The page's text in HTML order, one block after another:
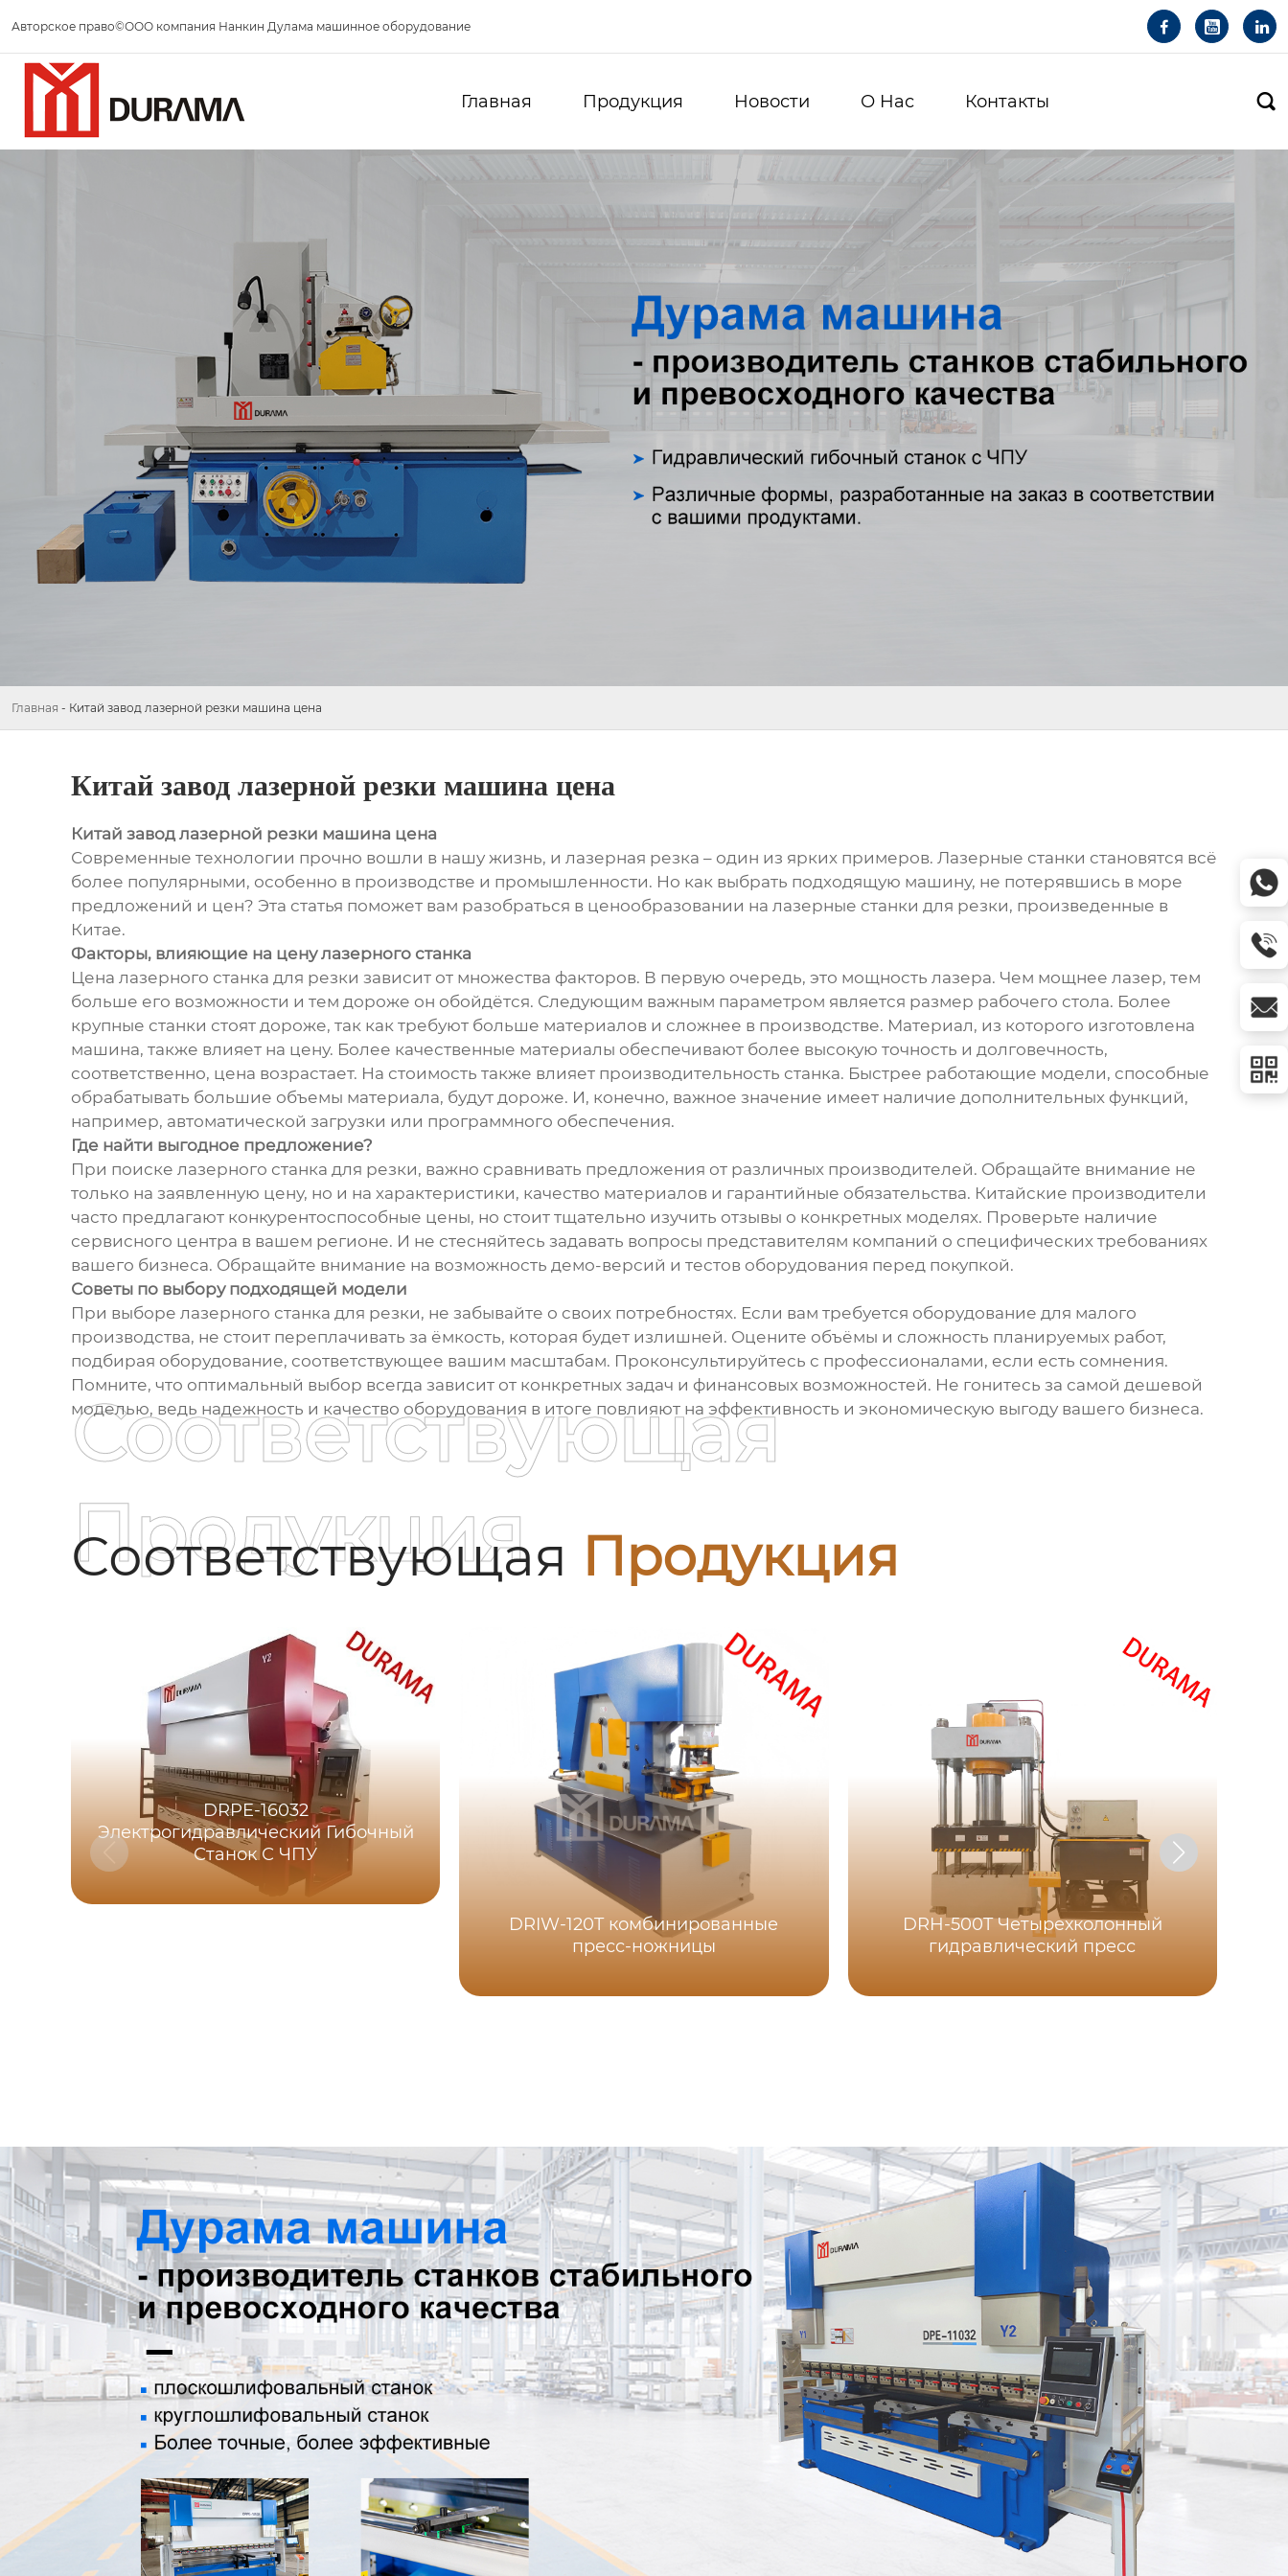
Авторское право©ООО компания Нанкин Дулама машинное оборудование   
Главная Продукция Новости О Hас Контакты 
Главная - Китай завод лазерной резки машина цена
Китай завод лазерной резки машина цена
Китай завод лазерной резки машина цена
Современные технологии прочно вошли в нашу жизнь, и лазерная резка – один из ярких примеров. Лазерные станки становятся всё
более популярными, особенно в производстве и промышленности. Но как выбрать подходящую машину, не потерявшись в море
предложений и цен? Эта статья поможет вам разобраться в ценообразовании на лазерные станки для резки, произведенные в
Китае.
Факторы, влияющие на цену лазерного станка
Цена лазерного станка для резки зависит от множества факторов. В первую очередь, это мощность лазера. Чем мощнее лазер, тем
больше его возможности и тем дороже он обойдётся. Следующим важным параметром является размер рабочего стола. Более
крупные станки стоят дороже, так как требуют больше материалов и сложнее в производстве. Материал, из которого изготовлена
машина, также влияет на цену. Более качественные материалы обеспечивают более высокую точность и долговечность,
соответственно, цена возрастает. На стоимость также влияет производительность станка. Быстрее работающие модели, способные
обрабатывать большие объемы материала, будут дороже. И, конечно, важное значение имеет наличие дополнительных функций,
например, автоматической загрузки или программного обеспечения.
Где найти выгодное предложение?
При поиске лазерного станка для резки, важно сравнивать предложения от различных производителей. Обращайте внимание не
только на заявленную цену, но и на характеристики, качество материалов и гарантийные обязательства. Китайские производители
часто предлагают конкурентоспособные цены, но стоит тщательно изучить отзывы о конкретных моделях. Проверьте наличие
сервисного центра в вашем регионе. И не стесняйтесь задавать вопросы представителям компаний о специфических требованиях
вашего бизнеса. Обращайте внимание на возможность демо-версий и тестов оборудования перед покупкой.
Советы по выбору подходящей модели
При выборе лазерного станка для резки, не забывайте о своих потребностях. Если вам требуется оборудование для малого
производства, не стоит переплачивать за ёмкость, которая будет излишней. Оцените объёмы и сложность планируемых работ,
подбирая оборудование, соответствующее вашим масштабам. Проконсультируйтесь с профессионалами, если есть сомнения.
Помните, что оптимальный выбор всегда зависит от конкретных задач и финансовых возможностей. Не гонитесь за самой дешевой
моделью, ведь надежность и качество оборудования в итоге повлияют на эффективность и экономическую выгоду вашего бизнеса.
Соответствующая Продукция
Соответствующая
Продукция
DRPE-16032
Электрогидравлический Гибочный
Станок С ЧПУ
DRIW-120T комбинированные
пресс-ножницы
DRH-500T Четырехколонный
гидравлический пресс